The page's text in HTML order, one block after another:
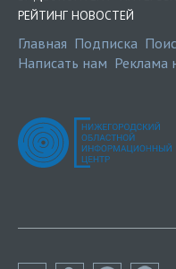
РЕЙТИНГ НОВОСТЕЙ
Главная Подписка
Написать нам Реклама